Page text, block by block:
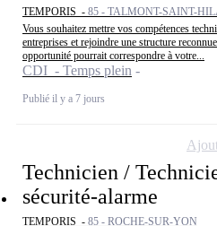
TEMPORIS - 85 - TALMONT-SAINT-
Vous souhaitez mettre vos compétences
entreprises et rejoindre une structure
opportunité pourrait correspondre à votre...
CDI - Temps plein
Publié il y a 7 jours
Technicien /
sécurité-alarme
TEMPORIS - 85 - ROCHE-SUR-YON